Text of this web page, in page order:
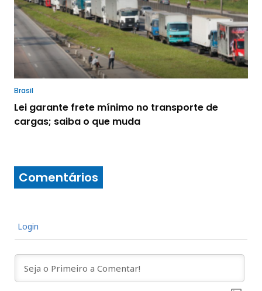
Brasil
Lei garante frete mínimo no transporte de
cargas; saiba o que muda
Comentários
Login